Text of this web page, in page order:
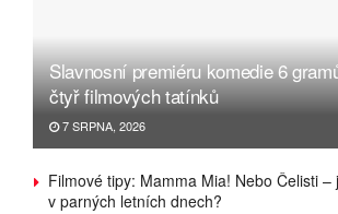
Slavnosní premiéru komedie 6
čtyř filmových tatínků
7 SRPNA, 2026
Filmové tipy: Mamma Mia! Nebo Čelisti –
v parných letních dnech?